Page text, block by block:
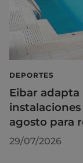
DEPORTES
Eibar adapta
agosto para
29/07/2026